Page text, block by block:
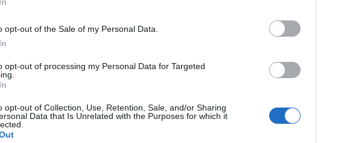
opt-out of the Sale of my Personal Data.
opt-out of processing my Personal Data for Targeted
opt-out of Collection, Use, Retention, Sale, and/or Sharing
Data that Is Unrelated with the Purposes for which it
έσοδα.
να επιτύχουν τους στόχους
το Πεκίνο. Δεδομένου ότι οι εξαγωγικές
αυτοκίνητο, η αξία συναλλαγής διπλασιάζεται
καινούργιων ή μεταχειρισμένων αυτοκινήτων,
στοιχεία του ΑΕΠ.
της Κίνας, η μεγαλύτερη
να υπερβαίνει τη ζήτηση, τροφοδοτώντας
e-ΕΦΚΑ: Ποιοι
δικαιούνται
ευρώ στη σύνταξη
04 Αυγ 2026
Εκπαιδευτικοί: Αύριο
(5/8) ξεκινούν οι